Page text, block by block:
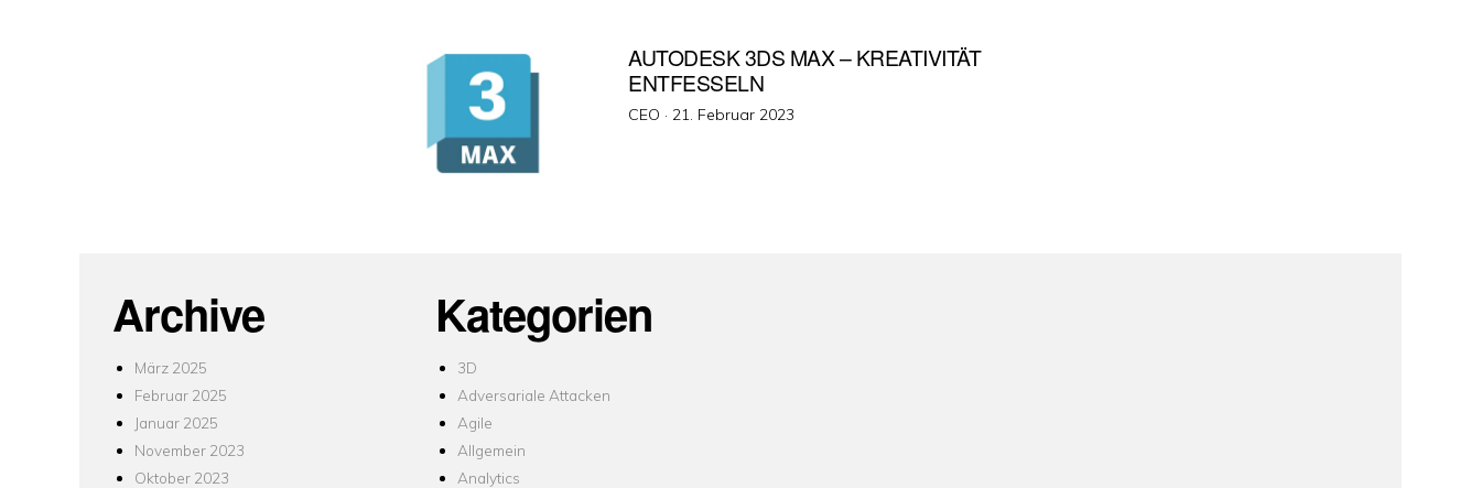
AUTODESK 3DS MAX – KREATIVITÄT
ENTFESSELN
CEO · Veröffentlicht
21. Februar 2023
Archive
März 2025
Februar 2025
Januar 2025
November 2023
Oktober 2023
Kategorien
3D
Adversariale Attacken
Agile
Allgemein
Analytics